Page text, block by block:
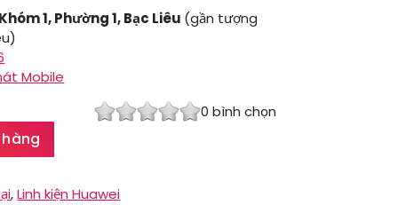
1, Phường 1, Bạc Liêu (gần tượng
Mobile
0 bình chọn
,Linh kiện Huawei